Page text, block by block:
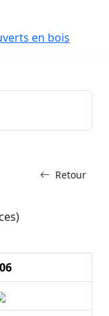
en bois
Retour